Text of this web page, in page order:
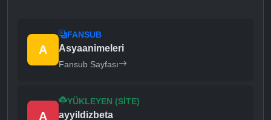
A
FANSUB
Asyaanimeleri
Fansub Sayfası
A
YÜKLEYEN (SITE)
ayyildizbeta